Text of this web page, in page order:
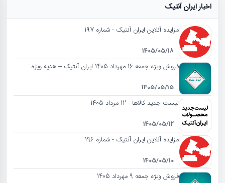
اخبار ایران آنتیک
مزایده آنلاین ایران آنتیک - شماره 197
1405/05/18
فروش ویژه جمعه 16 مهرداد 1405 ایران آنتیک + هدیه ویژه
1405/05/15
لیست جدید کالاها - 12 مرداد 1405
1405/05/12
مزایده آنلاین ایران آنتیک - شماره 196
1405/05/10
فروش ویژه جمعه 9 مهرداد 1405